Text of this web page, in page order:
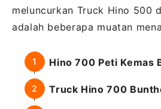
meluncurkan Truck Hino 500
adalah beberapa muatan
Hino 700 Peti Kemas
Truck Hino 700